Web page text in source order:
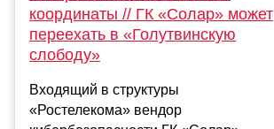
координаты // ГК «Солар» может
переехать в «Голутвинскую
слободу»
Входящий в структуры
«Ростелекома» вендор